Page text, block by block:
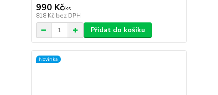
990 Kč/ks
818 Kč bez DPH
Přidat do košíku
Novinka